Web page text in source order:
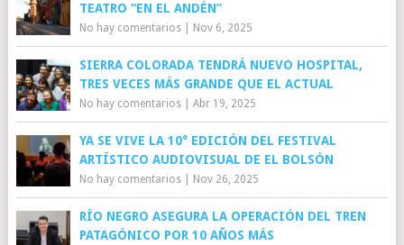
TEATRO “EN EL ANDÉN”
No hay comentarios| Nov 6, 2025
SIERRA COLORADA TENDRÁ NUEVO HOSPITAL,
TRES VECES MÁS GRANDE QUE EL ACTUAL
No hay comentarios| Abr 19, 2025
YA SE VIVE LA 10° EDICIÓN DEL FESTIVAL
ARTÍSTICO AUDIOVISUAL DE EL BOLSÓN
No hay comentarios| Nov 26, 2025
RÍO NEGRO ASEGURA LA OPERACIÓN DEL TREN
PATAGÓNICO POR 10 AÑOS MÁS